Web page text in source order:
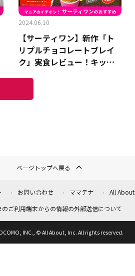
2024.06.10
【サーティワン】新作「ト
リプルチョコレートブレイ
ク」実食レビュー！キット
ページトップへ戻る
お問い合わせ ママテナ All About
のご利用端末からの情報の外部送信について
INC., © All About, Inc. All rights reserved.